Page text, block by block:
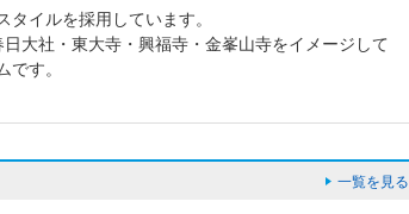
イルを採用しています。
大社・東大寺・興福寺・金峯山寺をイメージして
す。
一覧を見る